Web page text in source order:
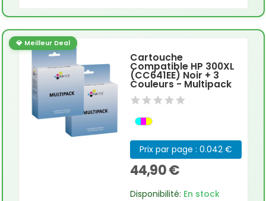
💎 Meilleur Deal
Cartouche
Compatible HP 300XL
(CC641EE) Noir + 3
Couleurs - Multipack
Prix par page : 0.042 €
44,90 €
Disponibilité: En stock